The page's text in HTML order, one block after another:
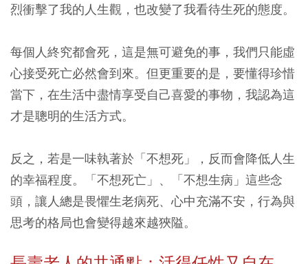
烈衝擊了我的人生觀，也改變了我看待生死的態度。
每個人終究都會死，這是無可避免的事，我們只能虛
心接受死亡必然會到來。但更重要的是，要懂得珍惜
當下，在生活中盡情享受自己喜愛的事物，我認為這
才是聰明的生活方式。
反之，若是一味執著於「不想死」，反而會降低人生
的幸福程度。「不想死亡」、「不想生病」這些念
頭，讓人總是畏懼生老病死、心中充滿不安，行為與
思考的格局也會變得越來越狹隘。